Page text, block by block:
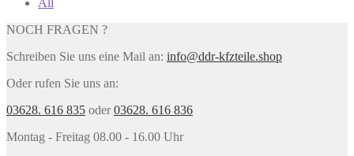
All
NOCH FRAGEN ?
Schreiben Sie uns eine Mail an: info@ddr-kfzteile.shop
Oder rufen Sie uns an:
03628. 616 835 oder03628. 616 836
Montag - Freitag 08.00 - 16.00 Uhr